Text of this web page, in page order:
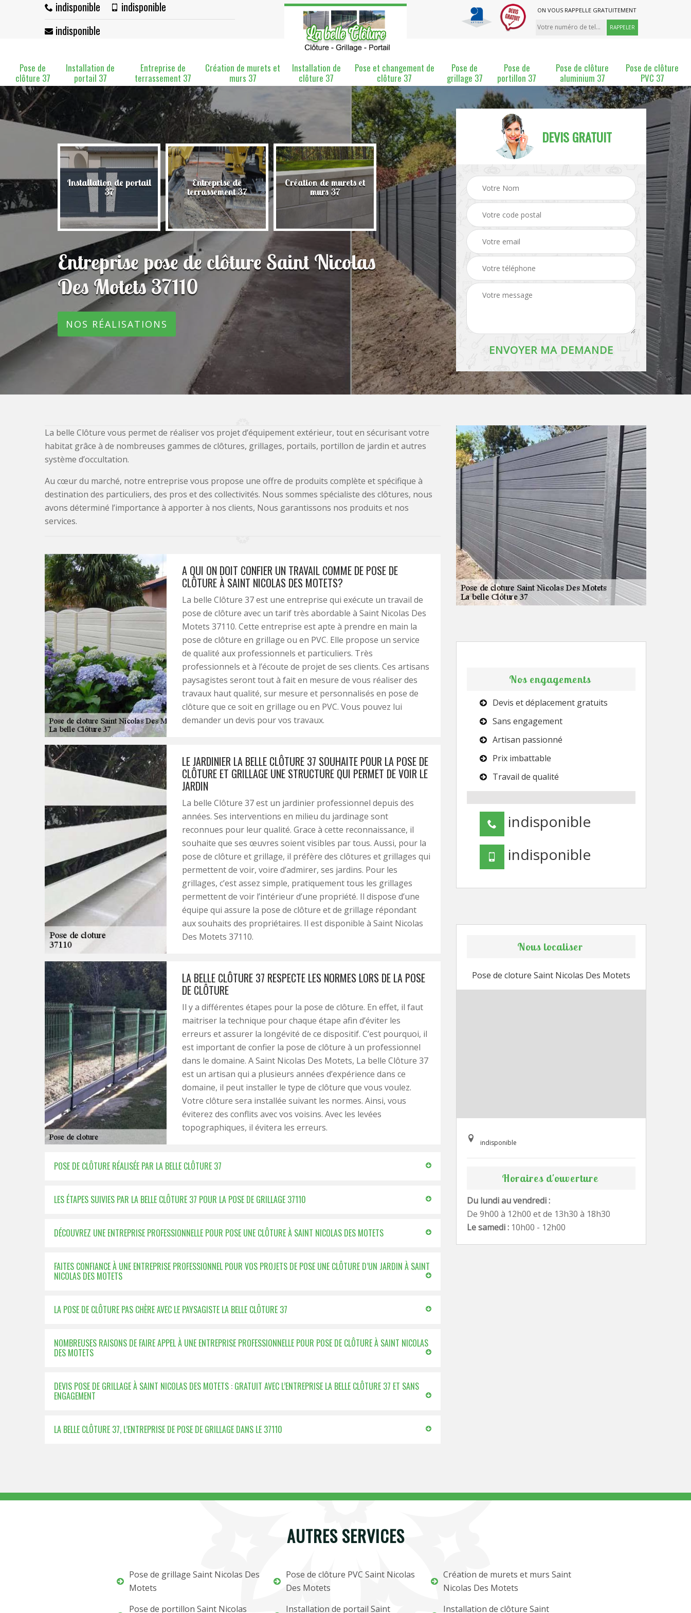
indisponible
indisponible
indisponible
ON VOUS RAPPELLE GRATUITEMENT
Pose de
clôture 37
Installation de
portail 37
Entreprise de
terrassement 37
Création de murets et
murs 37
Installation de
clôture 37
Pose et changement de
clôture 37
Pose de
grillage 37
Pose de
portillon 37
Pose de clôture
aluminium 37
Pose de clôture
PVC 37
37 Installation de portail
37
Entreprise de
terrassement 37
Création de murets et
murs 37
Installation de clôture
37 Pose de grillage 37
Entreprise pose de clôture Saint Nicolas
Des Motets 37110
NOS RÉALISATIONS
DEVIS GRATUIT
La belle Clôture vous permet de réaliser vos projet d’équipement extérieur, tout en sécurisant votre
habitat grâce à de nombreuses gammes de clôtures, grillages, portails, portillon de jardin et autres
système d’occultation.
Au cœur du marché, notre entreprise vous propose une offre de produits complète et spécifique à
destination des particuliers, des pros et des collectivités. Nous sommes spécialiste des clôtures, nous
avons déterminé l’importance à apporter à nos clients, Nous garantissons nos produits et nos
services.
A QUI ON DOIT CONFIER UN TRAVAIL COMME DE POSE DE
CLÔTURE À SAINT NICOLAS DES MOTETS?
La belle Clôture 37 est une entreprise qui exécute un travail de
pose de clôture avec un tarif très abordable à Saint Nicolas Des
Motets 37110. Cette entreprise est apte à prendre en main la
pose de clôture en grillage ou en PVC. Elle propose un service
de qualité aux professionnels et particuliers. Très
professionnels et à l’écoute de projet de ses clients. Ces artisans
paysagistes seront tout à fait en mesure de vous réaliser des
travaux haut qualité, sur mesure et personnalisés en pose de
clôture que ce soit en grillage ou en PVC. Vous pouvez lui
demander un devis pour vos travaux.
LE JARDINIER LA BELLE CLÔTURE 37 SOUHAITE POUR LA POSE DE
CLÔTURE ET GRILLAGE UNE STRUCTURE QUI PERMET DE VOIR LE
JARDIN
La belle Clôture 37 est un jardinier professionnel depuis des
années. Ses interventions en milieu du jardinage sont
reconnues pour leur qualité. Grace à cette reconnaissance, il
souhaite que ses œuvres soient visibles par tous. Aussi, pour la
pose de clôture et grillage, il préfère des clôtures et grillages qui
permettent de voir, voire d’admirer, ses jardins. Pour les
grillages, c’est assez simple, pratiquement tous les grillages
permettent de voir l’intérieur d’une propriété. Il dispose d’une
équipe qui assure la pose de clôture et de grillage répondant
aux souhaits des propriétaires. Il est disponible à Saint Nicolas
Des Motets 37110.
LA BELLE CLÔTURE 37 RESPECTE LES NORMES LORS DE LA POSE
DE CLÔTURE
Il y a différentes étapes pour la pose de clôture. En effet, il faut
maitriser la technique pour chaque étape afin d’éviter les
erreurs et assurer la longévité de ce dispositif. C’est pourquoi, il
est important de confier la pose de clôture à un professionnel
dans le domaine. A Saint Nicolas Des Motets, La belle Clôture 37
est un artisan qui a plusieurs années d’expérience dans ce
domaine, il peut installer le type de clôture que vous voulez.
Votre clôture sera installée suivant les normes. Ainsi, vous
éviterez des conflits avec vos voisins. Avec les levées
topographiques, il évitera les erreurs.
POSE DE CLÔTURE RÉALISÉE PAR LA BELLE CLÔTURE 37
LES ÉTAPES SUIVIES PAR LA BELLE CLÔTURE 37 POUR LA POSE DE GRILLAGE 37110
DÉCOUVREZ UNE ENTREPRISE PROFESSIONNELLE POUR POSE UNE CLÔTURE À SAINT NICOLAS DES MOTETS
FAITES CONFIANCE À UNE ENTREPRISE PROFESSIONNEL POUR VOS PROJETS DE POSE UNE CLÔTURE D’UN JARDIN À SAINT
NICOLAS DES MOTETS
LA POSE DE CLÔTURE PAS CHÈRE AVEC LE PAYSAGISTE LA BELLE CLÔTURE 37
NOMBREUSES RAISONS DE FAIRE APPEL À UNE ENTREPRISE PROFESSIONNELLE POUR POSE DE CLÔTURE À SAINT NICOLAS
DES MOTETS
DEVIS POSE DE GRILLAGE À SAINT NICOLAS DES MOTETS : GRATUIT AVEC L’ENTREPRISE LA BELLE CLÔTURE 37 ET SANS
ENGAGEMENT
LA BELLE CLÔTURE 37, L’ENTREPRISE DE POSE DE GRILLAGE DANS LE 37110
Nos engagements
Devis et déplacement gratuits
Sans engagement
Artisan passionné
Prix imbattable
Travail de qualité
indisponible
indisponible
Nous localiser
Pose de cloture Saint Nicolas Des Motets
indisponible
Horaires d'ouverture
Du lundi au vendredi :
De 9h00 à 12h00 et de 13h30 à 18h30
Le samedi : 10h00 - 12h00
AUTRES SERVICES
Pose de grillage Saint Nicolas Des
Motets
Pose de portillon Saint Nicolas
Pose de clôture PVC Saint Nicolas
Des Motets
Installation de portail Saint
Création de murets et murs Saint
Nicolas Des Motets
Installation de clôture Saint